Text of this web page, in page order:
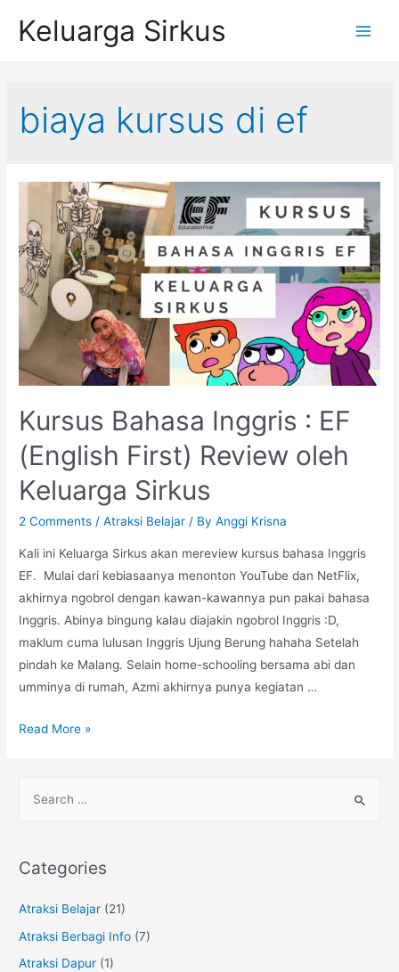
Keluarga Sirkus
biaya kursus di ef
Kursus Bahasa Inggris : EF
(English First) Review oleh
Keluarga Sirkus
2 Comments /Atraksi Belajar / ByAnggi Krisna
Kali ini Keluarga Sirkus akan mereview kursus bahasa Inggris
EF. Mulai dari kebiasaanya menonton YouTube dan NetFlix,
akhirnya ngobrol dengan kawan-kawannya pun pakai bahasa
Inggris. Abinya bingung kalau diajakin ngobrol Inggris :D,
maklum cuma lulusan Inggris Ujung Berung hahaha Setelah
pindah ke Malang. Selain home-schooling bersama abi dan
umminya di rumah, Azmi akhirnya punya kegiatan …
Kursus
First)
oleh
Keluarga
Read More »
r
h
f
o
Categories
Atraksi Belajar (21)
Atraksi Berbagi Info (7)
Atraksi Dapur (1)